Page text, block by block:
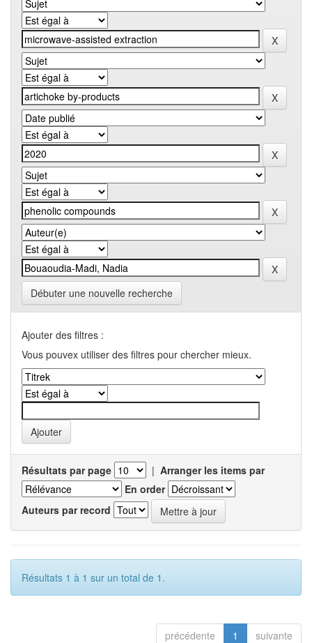
Débuter une nouvelle recherche
Ajouter des filtres :
Vous pouvex utiliser des filtres pour chercher mieux.
Résultats par page | Arranger les items par
En order
Auteurs par record
Résultats 1 à 1 sur un total de 1.
précédente 1 suivante